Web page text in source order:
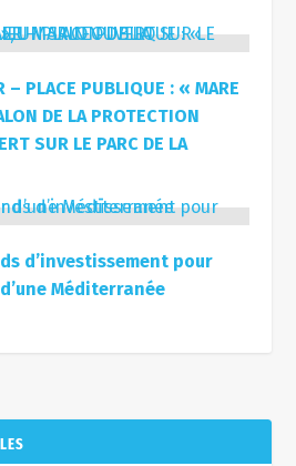
– PLACE PUBLIQUE : « MARE
DE LA PROTECTION
SUR LE PARC DE LA
d’investissement pour
Méditerranée